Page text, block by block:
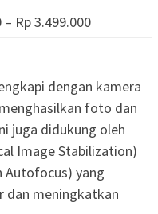
– Rp 3.499.000
dengan kamera
foto dan
juga didukung oleh
Image Stabilization)
Autofocus) yang
dan meningkatkan